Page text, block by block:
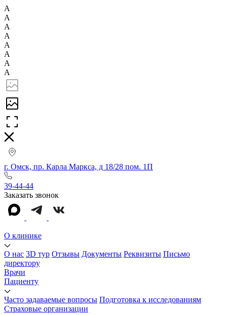
А
А
А
А
А
А
А
А
г. Омск, пр. Карла Маркса, д 18/28 пом. 1П
39-44-44
Заказать звонок
О клинике
О нас 3D тур Отзывы Документы Реквизиты Письмо
директору
Врачи
Пациенту
Часто задаваемые вопросы Подготовка к исследованиям
Страховые организации